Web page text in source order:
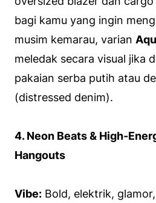
bagi kamu yang ingin
musim kemarau, varian
meledak secara visual jika
pakaian serba putih atau
(distressed denim).
4. Neon Beats & High-
Hangouts
Vibe: Bold, elektrik,